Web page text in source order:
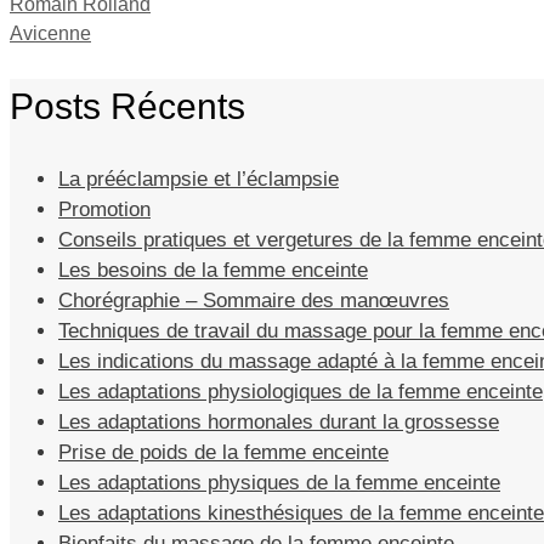
Romain Rolland
Avicenne
Posts Récents
La prééclampsie et l’éclampsie
Promotion
Conseils pratiques et vergetures de la femme
Les besoins de la femme enceinte
Chorégraphie – Sommaire des manœuvres
Techniques de travail du massage pour la femme
Les indications du massage adapté à la femme
Les adaptations physiologiques de la femme enceinte
Les adaptations hormonales durant la grossesse
Prise de poids de la femme enceinte
Les adaptations physiques de la femme enceinte
Les adaptations kinesthésiques de la femme enceinte